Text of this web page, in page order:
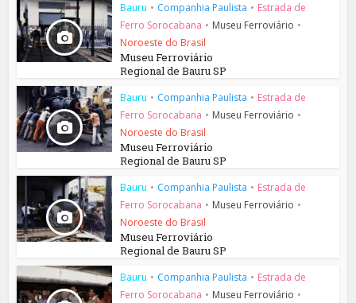
Bauru • Companhia Paulista • Estrada de
Ferro Sorocabana • Museu Ferroviário •
Noroeste do Brasil
Museu Ferroviário
Regional de Bauru SP
Bauru • Companhia Paulista • Estrada de
Ferro Sorocabana • Museu Ferroviário •
Noroeste do Brasil
Museu Ferroviário
Regional de Bauru SP
Bauru • Companhia Paulista • Estrada de
Ferro Sorocabana • Museu Ferroviário •
Noroeste do Brasil
Museu Ferroviário
Regional de Bauru SP
Bauru • Companhia Paulista • Estrada de
Ferro Sorocabana • Museu Ferroviário •